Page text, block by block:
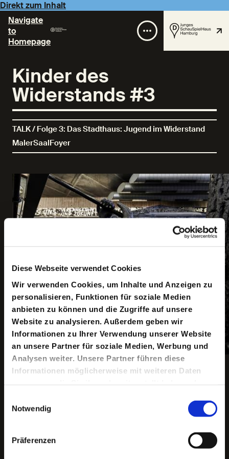
Diese Webseite verwendet Cookies
Wir verwenden Cookies, um Inhalte und Anzeigen zu
personalisieren, Funktionen für soziale Medien
anbieten zu können und die Zugriffe auf unsere
Website zu analysieren. Außerdem geben wir
Informationen zu Ihrer Verwendung unserer Website
an unsere Partner für soziale Medien, Werbung und
Analysen weiter. Unsere Partner führen diese
Informationen möglicherweise mit weiteren Daten
gesammelt haben.
Notwendig
Präferenzen
Direkt zum Inhalt
Navigate
to
Homepage
Kinder des
Widerstands #3
TALK / Folge 3: Das Stadthaus: Jugend im Widerstand
MalerSaalFoyer
Copyright ©: Maris Eufinger
Keine aktuellen Termine